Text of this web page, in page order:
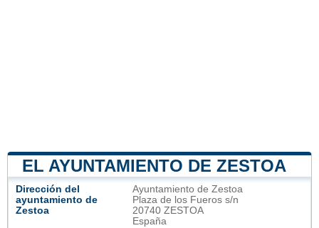
EL AYUNTAMIENTO DE ZESTOA
Dirección del
ayuntamiento de
Zestoa
Ayuntamiento de Zestoa
Plaza de los Fueros s/n
20740 ZESTOA
España